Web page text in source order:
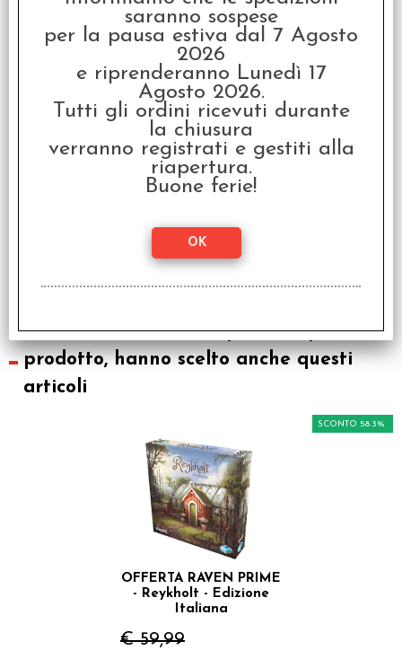
€ 12,00
€15,99
I clienti che hanno acquistato questo
prodotto, hanno scelto anche questi
articoli
OFFERTA RAVEN PRIME
- Reykholt - Edizione
Italiana
€ 59,99
SCONTO 58.3%
saranno sospese
per la pausa estiva dal 7 Agosto
2026
e riprenderanno Lunedì 17
Agosto 2026.
Tutti gli ordini ricevuti durante
la chiusura
verranno registrati e gestiti alla
riapertura.
Buone ferie!